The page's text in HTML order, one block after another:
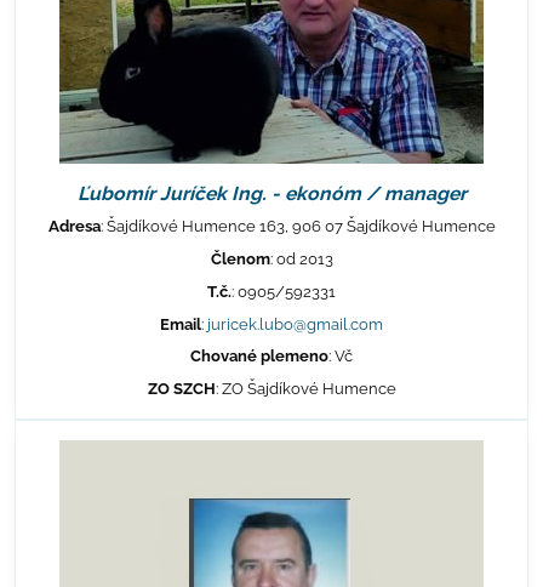
Ľubomír Juríček Ing. - ekonóm / manager
Adresa: Šajdíkové Humence 163, 906 07 Šajdíkové Humence
Členom: od 2013
T.č.: 0905/592331
Email: juricek.lubo@gmail.com
Chované plemeno: Vč
ZO SZCH: ZO Šajdíkové Humence